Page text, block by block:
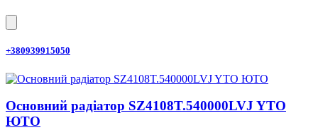
+380939915050
Основний радіатор SZ4108T.540000LVJ YTO
ЮТО